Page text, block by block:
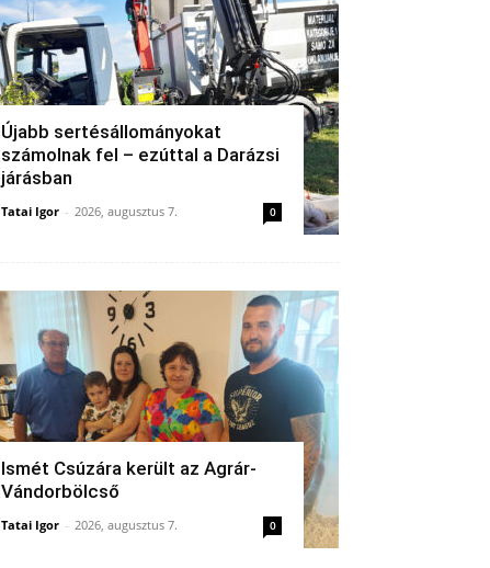
Újabb sertésállományokat
számolnak fel – ezúttal a Darázsi
járásban
Tatai Igor - 2026, augusztus 7. 0
Ismét Csúzára került az Agrár-
Vándorbölcső
Tatai Igor - 2026, augusztus 7. 0